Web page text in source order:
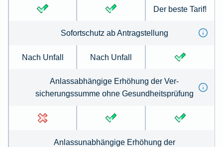
Der beste Tarif!
Sofortschutz ab Antrag­stellung
Nach Unfall Nach Unfall
Anlassabhängige Erhöhung der Ver­
sicherungs­summe ohne Gesund­heits­prüfung
Anlassunabhängige Erhöhung der